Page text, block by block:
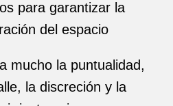
para garantizar la
del espacio
mucho la puntualidad,
la discreción y la